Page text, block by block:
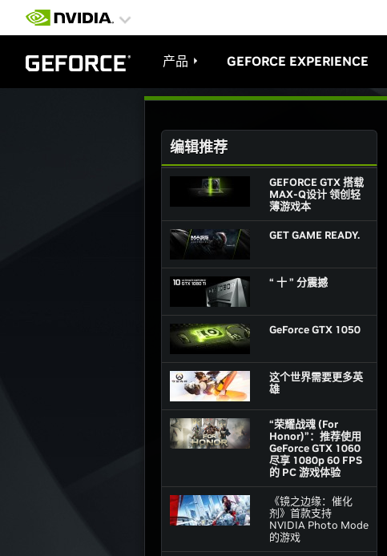
产品 GEFORCE EXPERIENCE
编辑推荐
GEFORCE GTX 搭载
MAX-Q设计 领创轻
薄游戏本
GET GAME READY.
“ 十 ” 分震撼
GeForce GTX 1050
这个世界需要更多英
雄
“荣耀战魂 (For
Honor)”：推荐使用
GeForce GTX 1060
尽享 1080p 60 FPS
的 PC 游戏体验
《镜之边缘：催化
剂》首款支持
NVIDIA Photo Mode
的游戏